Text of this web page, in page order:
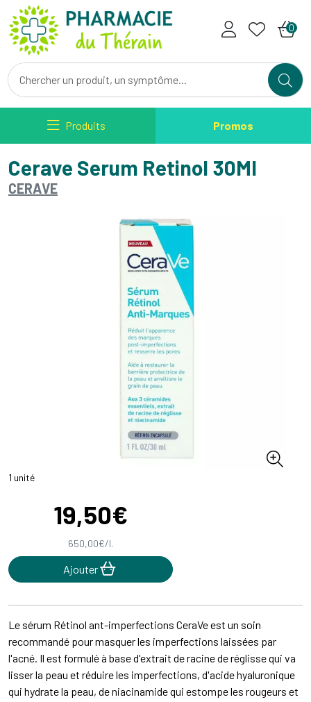
Pharmacie du Therain Votre
0
Produits Promos
Cerave Serum Retinol 30Ml
CERAVE
1 unité
19,50€
650,00€/l.
Ajouter
Le sérum Rétinol ant-imperfections CeraVe est un soin
recommandé pour masquer les imperfections laissées par
l'acné. Il est formulé à base d'extrait de racine de réglisse qui va
lisser la peau et réduire les imperfections, d'acide hyaluronique
qui hydrate la peau, de niacinamide qui estompe les rougeurs et